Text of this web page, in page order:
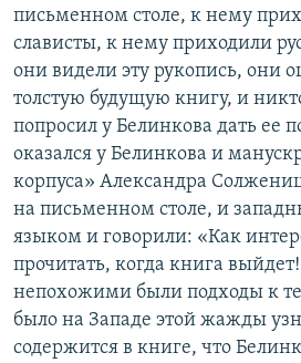
письменном столе, к нему
слависты, к нему приходили
они видели эту рукопись, они
толстую будущую книгу, и
попросил у Белинкова дать ее
оказался у Белинкова и
корпуса» Александра
на письменном столе, и
языком и говорили: «Как
прочитать, когда книга
непохожими были подходы к
было на Западе этой жажды
содержится в книге, что